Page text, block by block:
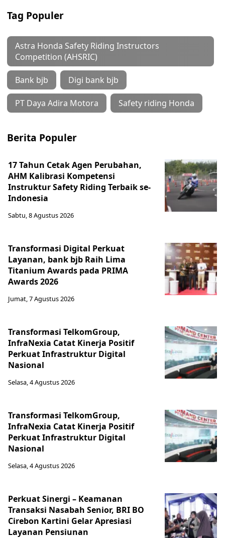
Tag Populer
Astra Honda Safety Riding Instructors
Competition (AHSRIC)
Bank bjb Digi bank bjb
PT Daya Adira Motora Safety riding Honda
Berita Populer
17 Tahun Cetak Agen Perubahan,
AHM Kalibrasi Kompetensi
Instruktur Safety Riding Terbaik se-
Indonesia
Sabtu, 8 Agustus 2026
Transformasi Digital Perkuat
Layanan, bank bjb Raih Lima
Titanium Awards pada PRIMA
Awards 2026
Jumat, 7 Agustus 2026
Transformasi TelkomGroup,
InfraNexia Catat Kinerja Positif
Perkuat Infrastruktur Digital
Nasional
Selasa, 4 Agustus 2026
Transformasi TelkomGroup,
InfraNexia Catat Kinerja Positif
Perkuat Infrastruktur Digital
Nasional
Selasa, 4 Agustus 2026
Perkuat Sinergi – Keamanan
Transaksi Nasabah Senior, BRI BO
Cirebon Kartini Gelar Apresiasi
Layanan Pensiunan